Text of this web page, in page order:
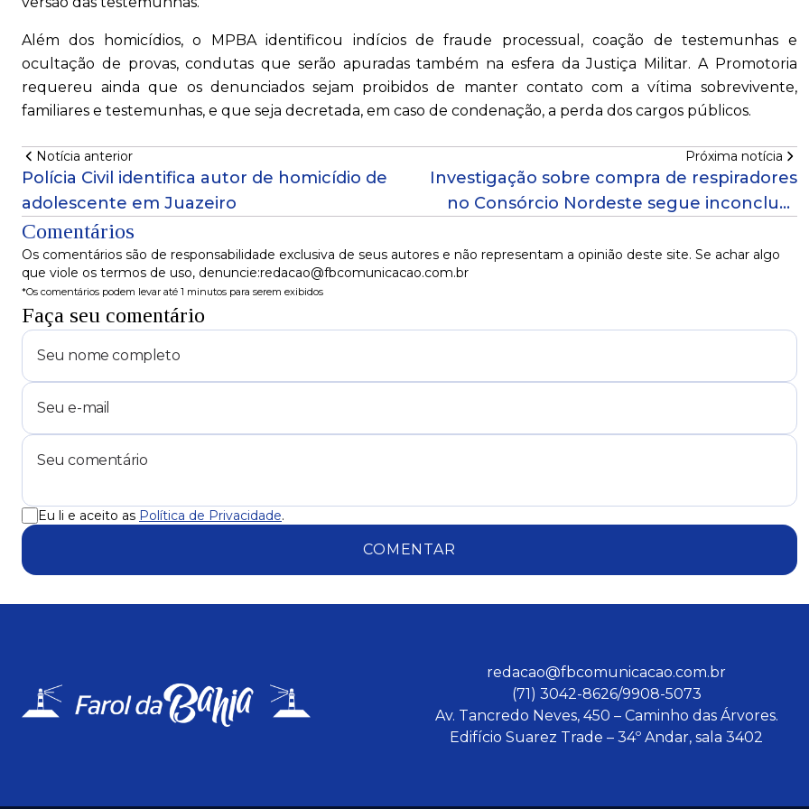
Além dos homicídios, o MPBA identificou indícios de fraude processual, coação de testemunhas e
ocultação de provas, condutas que serão apuradas também na esfera da Justiça Militar. A Promotoria
requereu ainda que os denunciados sejam proibidos de manter contato com a vítima sobrevivente,
familiares e testemunhas, e que seja decretada, em caso de condenação, a perda dos cargos públicos.
Notícia anterior
Polícia Civil identifica autor de homicídio de
adolescente em Juazeiro
Próxima notícia
Investigação sobre compra de respiradores
no Consórcio Nordeste segue inconclusa
Comentários
Os comentários são de responsabilidade exclusiva de seus autores e não representam a opinião deste site. Se achar algo
que viole os termos de uso, denuncie:redacao@fbcomunicacao.com.br
*Os comentários podem levar até 1 minutos para serem exibidos
Faça seu comentário
Eu li e aceito as Política de Privacidade.
COMENTAR
redacao@fbcomunicacao.com.br
(71) 3042-8626/9908-5073
Av. Tancredo Neves, 450 – Caminho das Árvores.
Edifício Suarez Trade – 34º Andar, sala 3402